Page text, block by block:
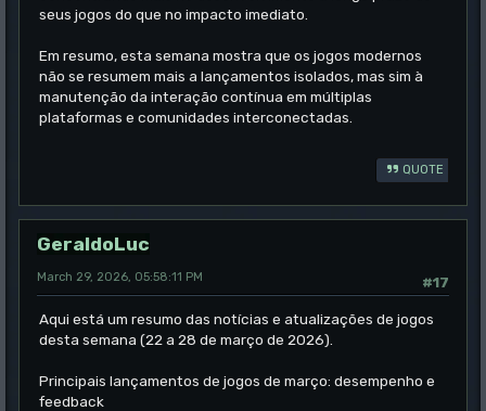
seus jogos do que no impacto imediato.
Em resumo, esta semana mostra que os jogos modernos
não se resumem mais a lançamentos isolados, mas sim à
manutenção da interação contínua em múltiplas
plataformas e comunidades interconectadas.
QUOTE
GeraldoLuc
#17
March 29, 2026, 05:58:11 PM
Aqui está um resumo das notícias e atualizações de jogos
desta semana (22 a 28 de março de 2026).
Principais lançamentos de jogos de março: desempenho e
feedback